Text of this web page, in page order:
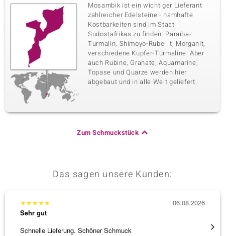
Mosambik ist ein wichtiger Lieferant
zahlreicher Edelsteine - namhafte
Kostbarkeiten sind im Staat
Südostafrikas zu finden: Paraíba-
Turmalin, Shimoyo-Rubellit, Morganit,
verschiedene Kupfer-Turmaline. Aber
auch Rubine, Granate, Aquamarine,
Topase und Quarze werden hier
abgebaut und in alle Welt geliefert.
Zum Schmuckstück
Das sagen unsere Kunden:
★★★★★
Sehr gut
Schnelle Lieferung. Schöner Schmuck
06.08.2026
Bin